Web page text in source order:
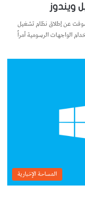
عن إطلاق نظام تشغيل
كان استخدام الواجهات الرسومية أمراً
المساحة الإخبارية